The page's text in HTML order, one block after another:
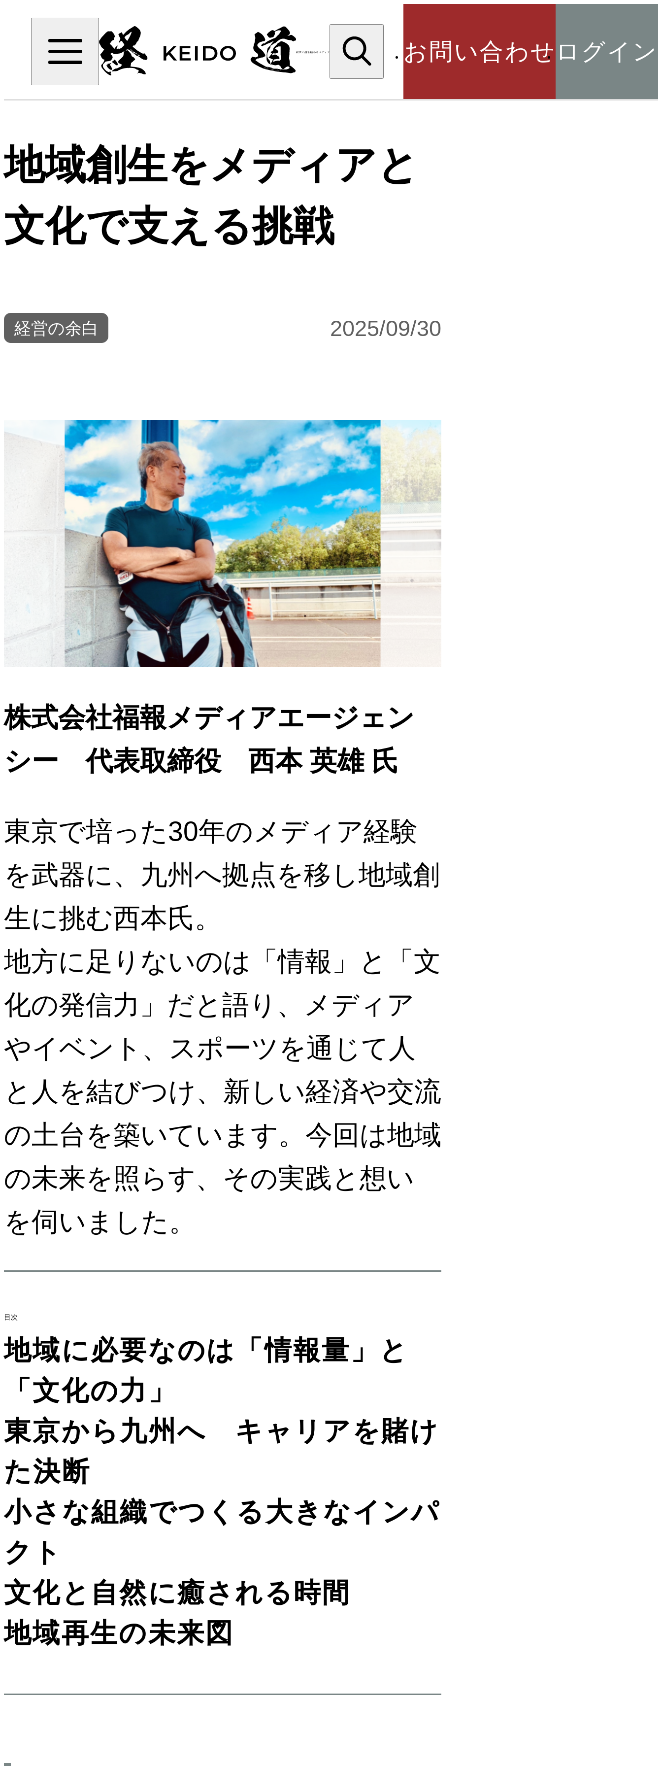
お問い合わせ ログイン
検索
地域創生をメディアと
文化で支える挑戦
経営の余白 2025/09/30
株式会社福報メディアエージェン
シー 代表取締役 西本 英雄 氏
東京で培った30年のメディア経験
を武器に、九州へ拠点を移し地域創
生に挑む西本氏。
地方に足りないのは「情報」と「文
化の発信力」だと語り、メディア
やイベント、スポーツを通じて人
と人を結びつけ、新しい経済や交流
の土台を築いています。今回は地域
の未来を照らす、その実践と想い
を伺いました。
目次
地域に必要なのは「情報量」と
「文化の力」
東京から九州へ キャリアを賭け
た決断
小さな組織でつくる大きなインパ
クト
文化と自然に癒される時間
地域再生の未来図